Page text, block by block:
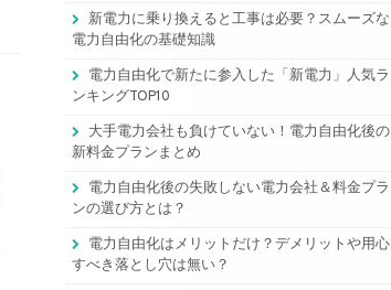
新電力に乗り換えると工事は必要？スムーズな
電力自由化の基礎知識
電力自由化で新たに参入した「新電力」人気ラ
ンキングTOP10
大手電力会社も負けていない！電力自由化後の
新料金プランまとめ
電力自由化後の失敗しない電力会社＆料金プラ
ンの選び方とは？
電力自由化はメリットだけ？デメリットや用心
すべき落とし穴は無い？